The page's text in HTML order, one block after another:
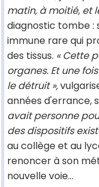
matin, à moitié, et
diagnostic tombe :
immune rare qui
des tissus. « Cette
organes. Et une
le détruit »,
années d'errance,
avait personne
des dispositifs
au collège et au
renoncer à son
nouvelle voie...